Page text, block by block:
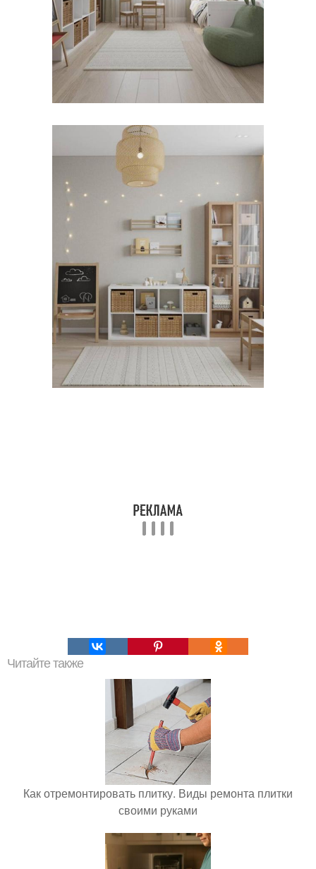
Читайте также
Как отремонтировать плитку. Виды ремонта плитки
своими руками